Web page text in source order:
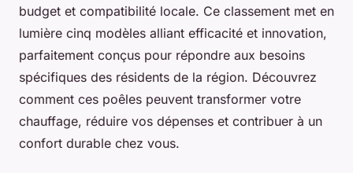
budget et compatibilité locale. Ce classement met en
lumière cinq modèles alliant efficacité et innovation,
parfaitement conçus pour répondre aux besoins
spécifiques des résidents de la région. Découvrez
comment ces poêles peuvent transformer votre
chauffage, réduire vos dépenses et contribuer à un
confort durable chez vous.